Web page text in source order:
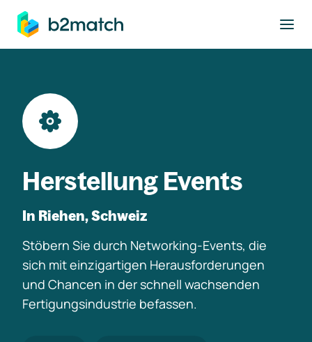
springen
Herstellung Events
In Riehen, Schweiz
Stöbern Sie durch Networking-Events, die
sich mit einzigartigen Herausforderungen
und Chancen in der schnell wachsenden
Fertigungsindustrie befassen.